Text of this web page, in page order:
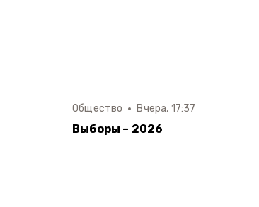
Общество Вчера, 17:37
Выборы – 2026